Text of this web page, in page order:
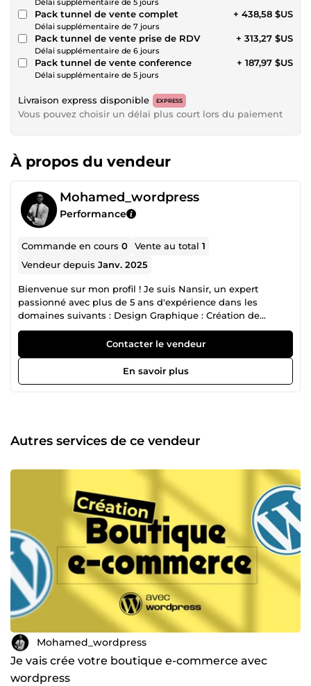
Délai supplémentaire de 5 jours
Pack tunnel de vente complet
Délai supplémentaire de 7 jours
+ 438,58 $US
Pack tunnel de vente prise de RDV
Délai supplémentaire de 6 jours
+ 313,27 $US
Pack tunnel de vente conference
Délai supplémentaire de 5 jours
+ 187,97 $US
Livraison express disponible EXPRESS
Vous pouvez choisir un délai plus court lors du paiement
À propos du vendeur
Mohamed_wordpress
Performance
Commande en cours0 Vente au total1
Vendeur depuisJanv. 2025
Bienvenue sur mon profil ! Je suis Nansir, un expert
passionné avec plus de 5 ans d'expérience dans les
domaines suivants : Design Graphique : Création de
visuels uniques et percutants pour sublimer vos marques
et supports de communication. Design UX : Conception
d'interfaces utilisateur modernes et intuitives pour une
expérience client optimale. Développement Web :
Réalisation de sites performants, adaptés à vos besoins, et
Vous accompagner dans la réalisation de vos projets
numériques en vous offrant des solutions sur mesure,
une approche centrée sur la satisfaction client et des
résultats tangibles, je m'engage à transformer vos idées
en succès numériques. Travailler avec moi, c'est choisir un
partenaire fiable et à l'écoute, capable de répondre à vos
attentes les plus exigeantes. 👉 Contactez-moi dès
aujourd'hui pour discuter de votre projet. Ensemble,
donnons vie à vos ambitions digitales !
Contacter le vendeur
En savoir plus
Autres services de ce vendeur
Mohamed_wordpress
Je vais crée votre boutique e-commerce avec
wordpress